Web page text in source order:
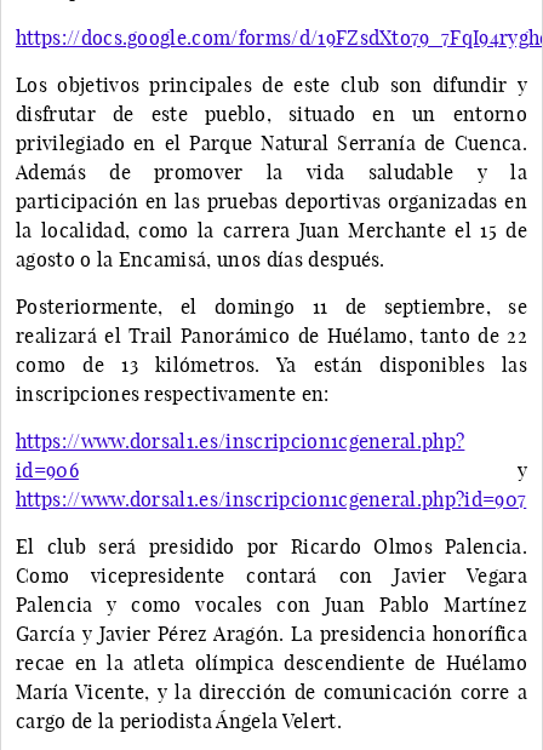
https://docs.google.com/forms/d/
Los objetivos principales de este club son difundir y
disfrutar de este pueblo, situado en un entorno
privilegiado en el Parque Natural Serranía de Cuenca.
Además de promover la vida saludable y la
participación en las pruebas deportivas organizadas en
la localidad, como la carrera Juan Merchante el 15 de
agosto o la Encamisá, unos días después.
Posteriormente, el domingo 11 de septiembre, se
realizará el Trail Panorámico de Huélamo, tanto de 22
como de 13 kilómetros. Ya están disponibles las
inscripciones respectivamente en:
https://www.dorsal1.es/inscripcion1cgeneral.php?
id=906y
https://www.dorsal1.es/inscripcion1cgeneral.php?id=907
El club será presidido por Ricardo Olmos Palencia.
Como vicepresidente contará con Javier Vegara
Palencia y como vocales con Juan Pablo Martínez
García y Javier Pérez Aragón. La presidencia honorífica
recae en la atleta olímpica descendiente de Huélamo
María Vicente, y la dirección de comunicación corre a
cargo de la periodista Ángela Velert.